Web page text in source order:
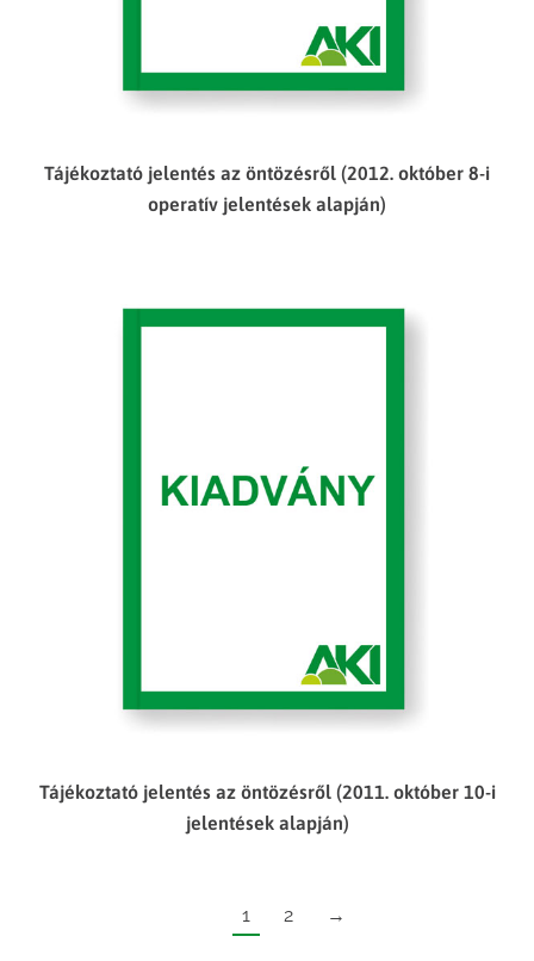
Tájékoztató jelentés az öntözésről (2012. október 8-i
operatív jelentések alapján)
Tájékoztató jelentés az öntözésről (2011. október 10-i
jelentések alapján)
1 2 →